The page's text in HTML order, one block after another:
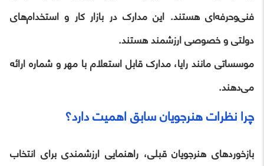
فنی‌وحرفه‌ای هستند. این مدارک در بازار کار و استخدام‌های
دولتی و خصوصی ارزشمند هستند.
موسساتی مانند رایا، مدارک قابل استعلام با مهر و شماره ارائه
می‌دهند.
چرا نظرات هنرجویان سابق اهمیت دارد؟
بازخوردهای هنرجویان قبلی، راهنمایی ارزشمندی برای انتخاب